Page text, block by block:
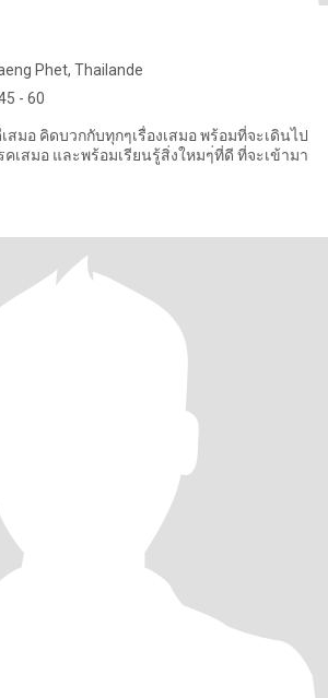
Phet, Thailande
- 60
สมอ คิดบวกกับทุกๆเรื่องเสมอ พร้อมที่จะเดินไป
คเสมอ และพร้อมเรียนรู้สิ่งใหมๆ่ที่ดี ที่จะเข้ามา